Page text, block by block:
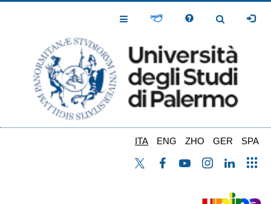
Toggle
Toggle
ITA ENG ZHO GER SPA